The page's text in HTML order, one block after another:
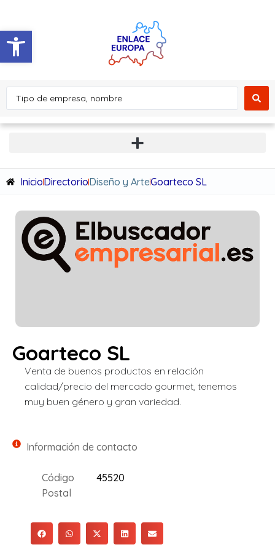
Abrir barra de herramientas
InicioDirectorioDiseño y ArteGoarteco SL
Goarteco SL
Venta de buenos productos en relación
calidad/precio del mercado gourmet, tenemos
muy buen género y gran variedad.
Información de contacto
Código
Postal
45520